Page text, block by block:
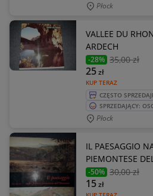
Płock
VALLEE DU
ARDECH
-28% 35,00 zł
KUP TERAZ
25zł
CZĘSTO
SPRZEDAJĄCY:
Płock
IL PAESAGGIO
PIEMONTESE
-50% 30,00 zł
15zł